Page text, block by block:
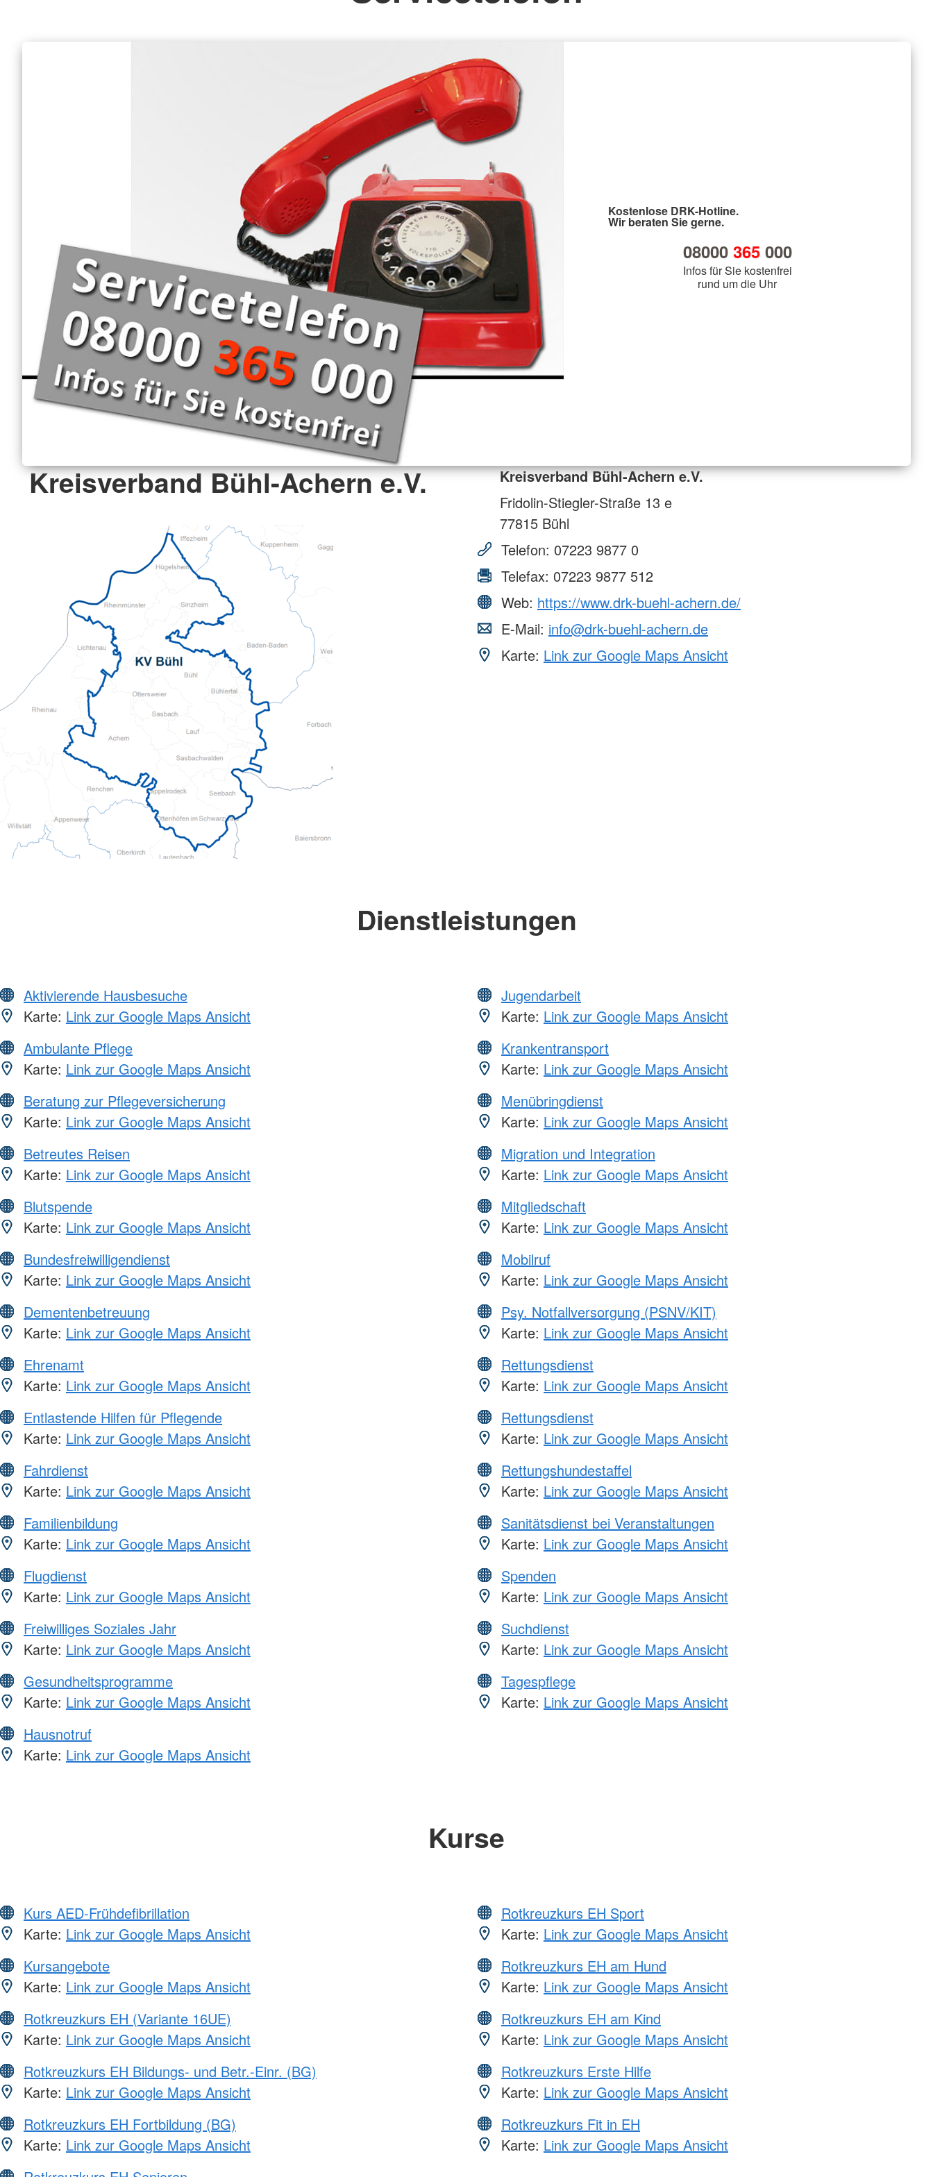
Kleiderkammer
Kostenlose DRK-Hotline.
Wir beraten Sie gerne.
08000 365000
Infos für Sie kostenfrei
rund um die Uhr
Kreisverband Bühl-Achern e.V.
Kreisverband Bühl-Achern e.V.
Fridolin-Stiegler-Straße 13 e
77815 Bühl
Telefon: 07223 9877 0
Telefax: 07223 9877 512
Web: https://www.drk-buehl-achern.de/
E-Mail: info@drk-buehl-achern.de
Karte: Link zur Google Maps Ansicht
Dienstleistungen
Aktivierende Hausbesuche
Karte: Link zur Google Maps Ansicht
Ambulante Pflege
Karte: Link zur Google Maps Ansicht
Beratung zur Pflegeversicherung
Karte: Link zur Google Maps Ansicht
Betreutes Reisen
Karte: Link zur Google Maps Ansicht
Blutspende
Karte: Link zur Google Maps Ansicht
Bundesfreiwilligendienst
Karte: Link zur Google Maps Ansicht
Dementenbetreuung
Karte: Link zur Google Maps Ansicht
Ehrenamt
Karte: Link zur Google Maps Ansicht
Entlastende Hilfen für Pflegende
Karte: Link zur Google Maps Ansicht
Fahrdienst
Karte: Link zur Google Maps Ansicht
Familienbildung
Karte: Link zur Google Maps Ansicht
Flugdienst
Karte: Link zur Google Maps Ansicht
Freiwilliges Soziales Jahr
Karte: Link zur Google Maps Ansicht
Gesundheitsprogramme
Karte: Link zur Google Maps Ansicht
Hausnotruf
Karte: Link zur Google Maps Ansicht
Jugendarbeit
Karte: Link zur Google Maps Ansicht
Krankentransport
Karte: Link zur Google Maps Ansicht
Menübringdienst
Karte: Link zur Google Maps Ansicht
Migration und Integration
Karte: Link zur Google Maps Ansicht
Mitgliedschaft
Karte: Link zur Google Maps Ansicht
Mobilruf
Karte: Link zur Google Maps Ansicht
Psy. Notfallversorgung (PSNV/KIT)
Karte: Link zur Google Maps Ansicht
Rettungsdienst
Karte: Link zur Google Maps Ansicht
Rettungsdienst
Karte: Link zur Google Maps Ansicht
Rettungshundestaffel
Karte: Link zur Google Maps Ansicht
Sanitätsdienst bei Veranstaltungen
Karte: Link zur Google Maps Ansicht
Spenden
Karte: Link zur Google Maps Ansicht
Suchdienst
Karte: Link zur Google Maps Ansicht
Tagespflege
Karte: Link zur Google Maps Ansicht
Kurse
Kurs AED-Frühdefibrillation
Karte: Link zur Google Maps Ansicht
Kursangebote
Karte: Link zur Google Maps Ansicht
Rotkreuzkurs EH (Variante 16UE)
Karte: Link zur Google Maps Ansicht
Rotkreuzkurs EH Bildungs- und Betr.-Einr. (BG)
Karte: Link zur Google Maps Ansicht
Rotkreuzkurs EH Fortbildung (BG)
Karte: Link zur Google Maps Ansicht
Rotkreuzkurs EH Sport
Karte: Link zur Google Maps Ansicht
Rotkreuzkurs EH am Hund
Karte: Link zur Google Maps Ansicht
Rotkreuzkurs EH am Kind
Karte: Link zur Google Maps Ansicht
Rotkreuzkurs Erste Hilfe
Karte: Link zur Google Maps Ansicht
Rotkreuzkurs Fit in EH
Karte: Link zur Google Maps Ansicht